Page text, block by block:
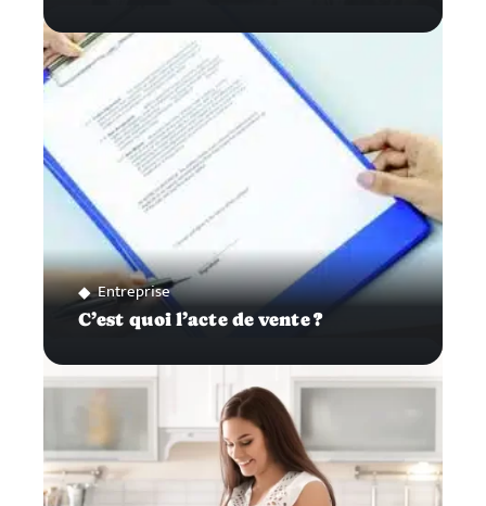
Entreprise
C’est quoi l’acte de vente ?